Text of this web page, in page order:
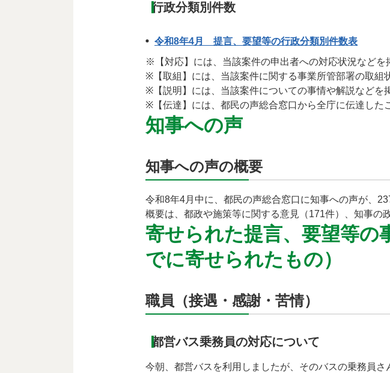
行政分類別件数
令和8年4月 提言、要望等の行政分類別件数表
※【対応】には、当該案件の申出者への対応状況などを
※【取組】には、当該案件に関する事業所管部署の取組
※【説明】には、当該案件についての事情や解説などを
※【伝達】には、都民の声総合窓口から全庁に伝達した
知事への声
知事への声の概要
令和8年4月中に、都民の声総合窓口に知事への声が、
概要は、都政や施策等に関する意見（171件）、知事
寄せられた提言、要望等の
でに寄せられたもの）
職員（接遇・感謝・苦情）
都営バス乗務員の対応について
今朝、都営バスを利用しましたが、そのバスの乗務員